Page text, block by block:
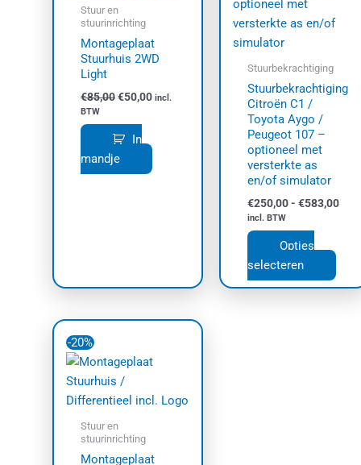
Stuur en
stuurinrichting
Montageplaat
Stuurhuis 2WD
Light
€85,00€50,00 incl.
BTW
In
mandje
Stuurbekrachtiging
Stuurbekrachtiging
Citroën C1 /
Toyota Aygo /
Peugeot 107 –
optioneel met
versterkte as
en/of simulator
€250,00 - €583,00
incl. BTW
Opties
selecteren
-20%
Stuur en
stuurinrichting
Montageplaat
Oorspronkelijke
was:
€87,00.€70,00.